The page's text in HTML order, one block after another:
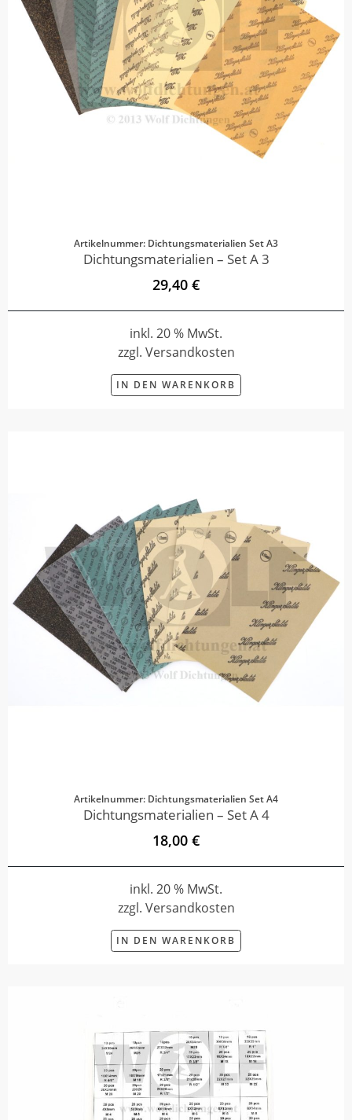
Artikelnummer: Dichtungsmaterialien Set A3
Dichtungsmaterialien – Set A 3
29,40 €
inkl. 20 % MwSt.
zzgl. Versandkosten
IN DEN WARENKORB
Artikelnummer: Dichtungsmaterialien Set A4
Dichtungsmaterialien – Set A 4
18,00 €
inkl. 20 % MwSt.
zzgl. Versandkosten
IN DEN WARENKORB